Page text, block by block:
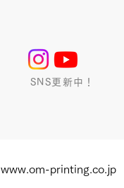
SNS更新中！
www.om-printing.co.jp